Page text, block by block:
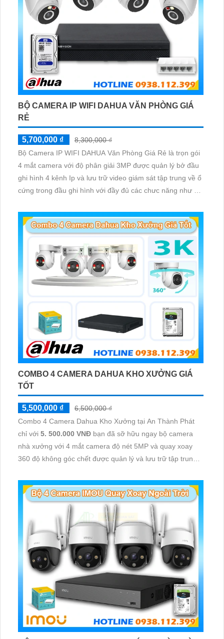
BỘ CAMERA IP WIFI DAHUA VĂN PHÒNG GIÁ
RẺ
5,700,000 ₫
8,300,000 ₫
Bộ Camera IP WIFI DAHUA Văn Phòng Giá Rẻ là trọn gói
4 mắt camera với độ phân giải 3MP được quản lý bở đầu
ghi hình 4 kênh Ip và lưu trữ video giám sát tập trung về ổ
cứng trong đầu ghi hình với đầy đủ các chưc năng như AI
giám sát có màu vào ban đêm
COMBO 4 CAMERA DAHUA KHO XƯỞNG GIÁ
TỐT
5,500,000 ₫
6,500,000 ₫
Combo 4 Camera Dahua Kho Xưởng tại An Thành Phát
chỉ với 5. 500.000 VNĐ bạn đã sỡ hữu ngay bộ camera
nhà xưởng với 4 mắt camera độ nét 5MP và quay xoay
360 độ không góc chết được quản lý và lưu trữ tập trung